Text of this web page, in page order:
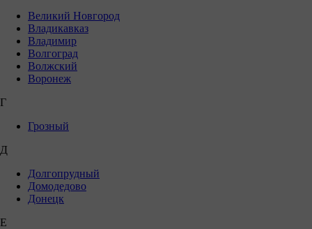
Великий Новгород
Владикавказ
Владимир
Волгоград
Волжский
Воронеж
Г
Грозный
Д
Долгопрудный
Домодедово
Донецк
Е